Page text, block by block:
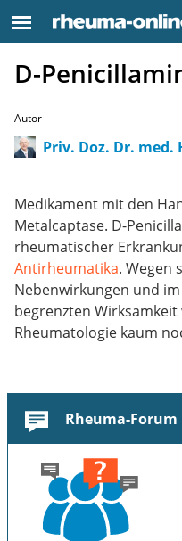
D-
Autor
Priv. Doz. Dr. med.
Medikament mit den
Metalcaptase. D-
rheumatischer
Antirheumatika. Wegen
Nebenwirkungen und
begrenzten
Rheumatologie kaum
Rheuma-Forum